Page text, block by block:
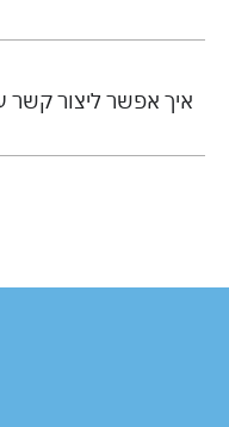
איך אפשר ליצור קשר